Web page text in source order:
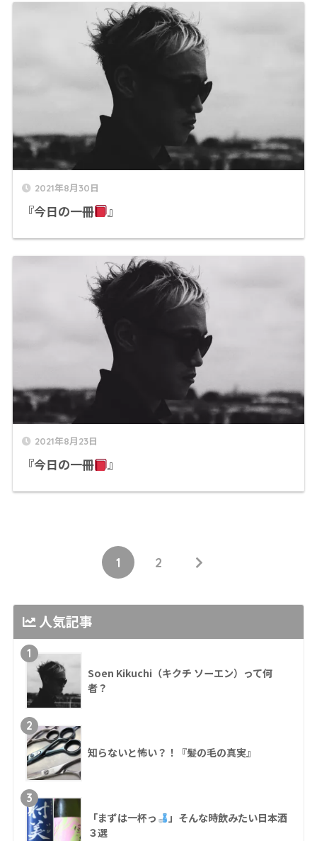
2021年8月30日
『今日の一冊 』
2021年8月23日
『今日の一冊 』
1 2
人気記事
1
Soen Kikuchi（キクチ ソーエン）って何
者？
2
知らないと怖い？！『髪の毛の真実』
3
「まずは一杯っ
」そんな時飲みたい日本酒
３選